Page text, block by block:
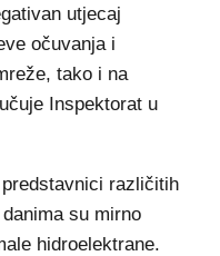
utjecaj
očuvanja i
tako i na
Inspektorat u
različitih
su mirno
hidroelektrane.